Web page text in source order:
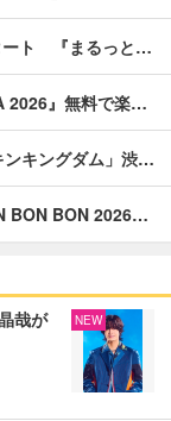
ート 『まるっと…
2026』無料で楽…
ンキングダム」渋…
BON BON 2026…
哉が
NEW